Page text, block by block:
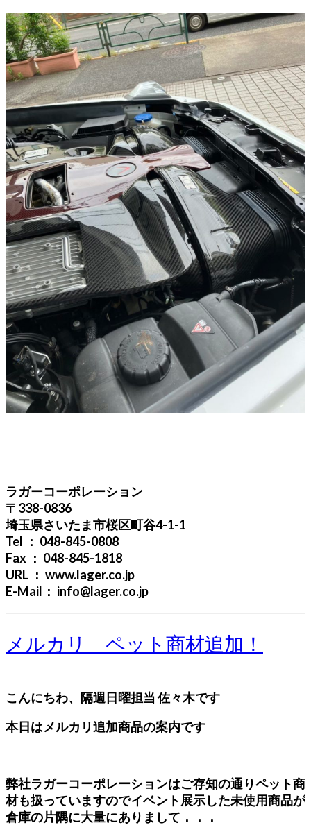
ラガーコーポレーション
〒338-0836
埼玉県さいたま市桜区町谷4-1-1
Tel ： 048-845-0808
Fax ： 048-845-1818
URL ： www.lager.co.jp
E-Mail： info@lager.co.jp
メルカリ ペット商材追加！
こんにちわ、隔週日曜担当 佐々木です
本日はメルカリ追加商品の案内です
弊社ラガーコーポレーションはご存知の通りペット商
材も扱っていますのでイベント展示した未使用商品が
倉庫の片隅に大量にありまして．．．